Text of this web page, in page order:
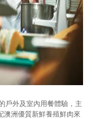
戶外及室內用餐體驗，主
洲優質新鮮養殖鮮肉來